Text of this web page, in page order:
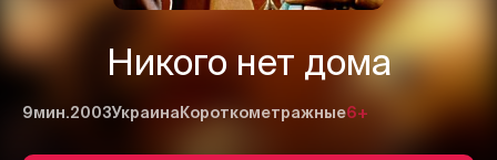
Никого нет дома
9мин.2003Украина Короткометражные6+